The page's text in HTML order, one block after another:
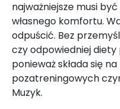
najważniejsze musi
własnego komfortu.
odpuścić. Bez
czy odpowiedniej
ponieważ składa się
pozatreningowych
Muzyk.